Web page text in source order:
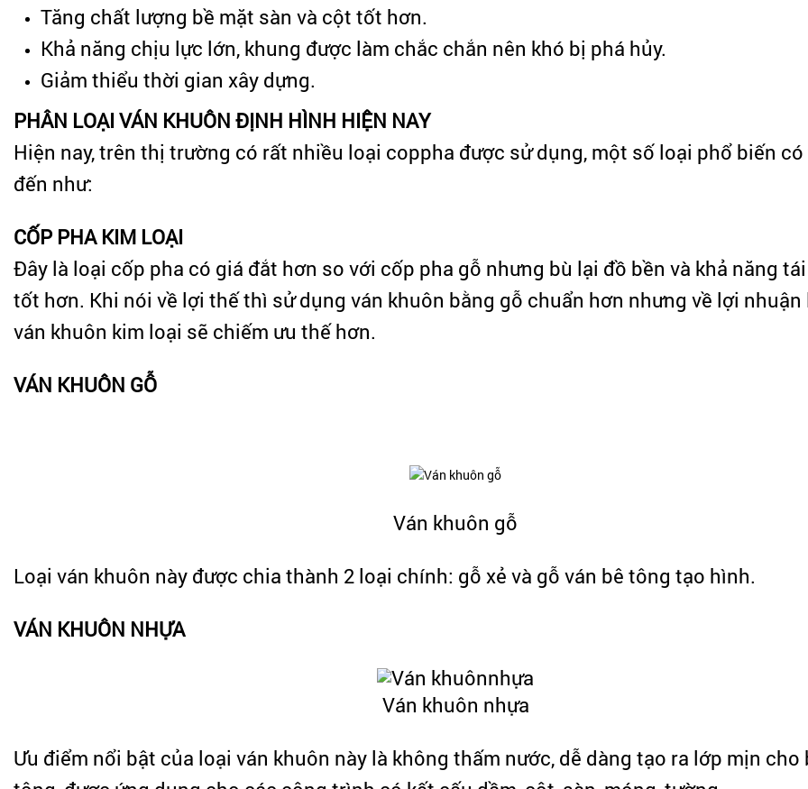
Tăng chất lượng bề mặt sàn và cột tốt hơn.
Khả năng chịu lực lớn, khung được làm chắc chắn nên khó bị phá hủy.
Giảm thiểu thời gian xây dựng.
PHÂN LOẠI VÁN KHUÔN ĐỊNH HÌNH HIỆN NAY
Hiện nay, trên thị trường có rất nhiều loại coppha được sử dụng, một số loại phổ biến có
đến như:
CỐP PHA KIM LOẠI
Đây là loại cốp pha có giá đắt hơn so với cốp pha gỗ nhưng bù lại đồ bền và khả năng
tốt hơn. Khi nói về lợi thế thì sử dụng ván khuôn bằng gỗ chuẩn hơn nhưng về lợi nhuận
ván khuôn kim loại sẽ chiếm ưu thế hơn.
VÁN KHUÔN GỖ
Ván khuôn gỗ
Loại ván khuôn này được chia thành 2 loại chính: gỗ xẻ và gỗ ván bê tông tạo hình.
VÁN KHUÔN NHỰA
Ván khuôn nhựa
Ưu điểm nổi bật của loại ván khuôn này là không thấm nước, dễ dàng tạo ra lớp mịn cho